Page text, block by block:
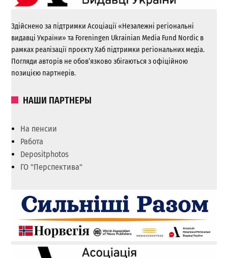
Здійснено за підтримки Асоціації «Незалежні регіональні
видавці України» та Foreningen Ukrainian Media Fund Nordic в
рамках реалізації проєкту Хаб підтримки регіональних медіа.
Погляди авторів не обов’язково збігаються з офіційною
позицією партнерів.
НАШИ ПАРТНЕРЫ
На пенсии
Работа
Depositphotos
ГО "Перспектива"